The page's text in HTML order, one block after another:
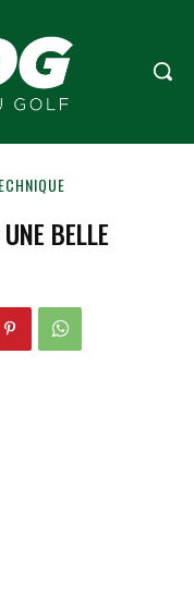
BELLE